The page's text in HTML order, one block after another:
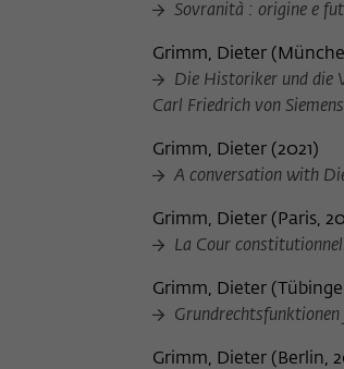
Sovranità : origine e
Grimm, Dieter (
Die Historiker und die
Carl Friedrich von
Grimm, Dieter (2021)
A conversation with
Grimm, Dieter ( Paris,
La Cour
Grimm, Dieter (
Grundrechtsfunktionen
Grimm, Dieter ( Berlin,